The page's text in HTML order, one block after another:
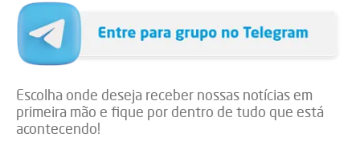
Escolha onde deseja receber nossas notícias em
primeira mão e fique por dentro de tudo que está
acontecendo!